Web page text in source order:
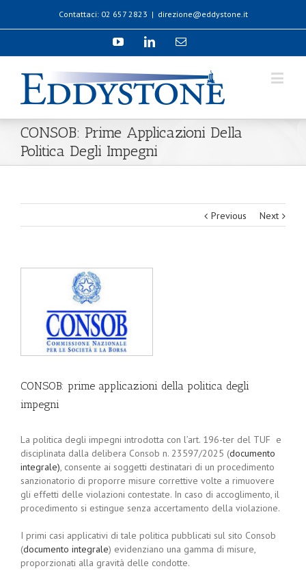
Contattaci: 02 657 2823 | direzione@eddystone.it
CONSOB: Prime Applicazioni Della
Politica Degli Impegni
Previous Next
CONSOB: prime applicazioni della politica degli
impegni
La politica degli impegni introdotta con l’art. 196-ter del TUF e
disciplinata dalla delibera Consob n. 23597/2025 (documento
integrale), consente ai soggetti destinatari di un procedimento
sanzionatorio di proporre misure correttive volte a rimuovere
gli effetti delle violazioni contestate. In caso di accoglimento, il
procedimento si estingue senza accertamento della violazione.
I primi casi applicativi di tale politica pubblicati sul sito Consob
(documento integrale) evidenziano una gamma di misure,
proporzionati alla gravità delle condotte.